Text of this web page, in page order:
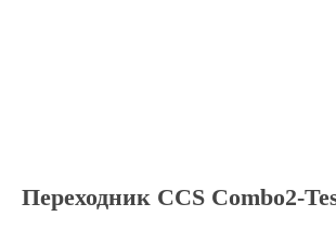
Переходник CCS Combo2-